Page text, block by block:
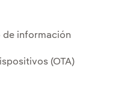
de información
(OTA)